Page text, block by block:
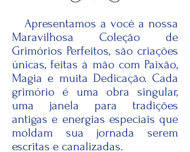
Apresentamos a você a nossa
Maravilhosa Coleção de
Grimórios Perfeitos, são criações
únicas, feitas à mão com Paixão,
Magia e muita Dedicação. Cada
grimório é uma obra singular,
uma janela para tradições
antigas e energias especiais que
moldam sua jornada serem
escritas e canalizadas.